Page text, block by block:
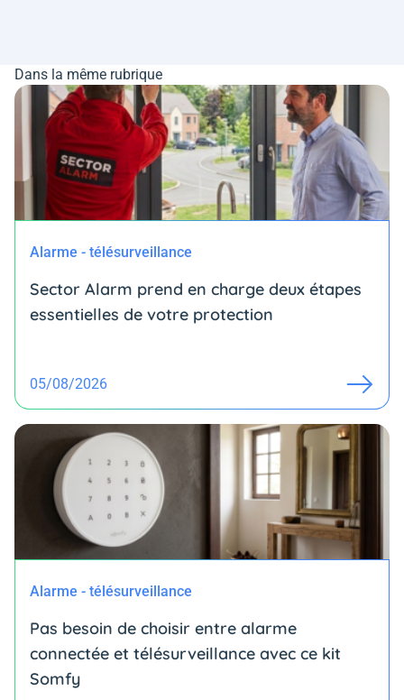
Dans la même rubrique
Alarme - télésurveillance
Sector Alarm prend en charge deux étapes
essentielles de votre protection
05/08/2026
Alarme - télésurveillance
Pas besoin de choisir entre alarme
connectée et télésurveillance avec ce kit
Somfy